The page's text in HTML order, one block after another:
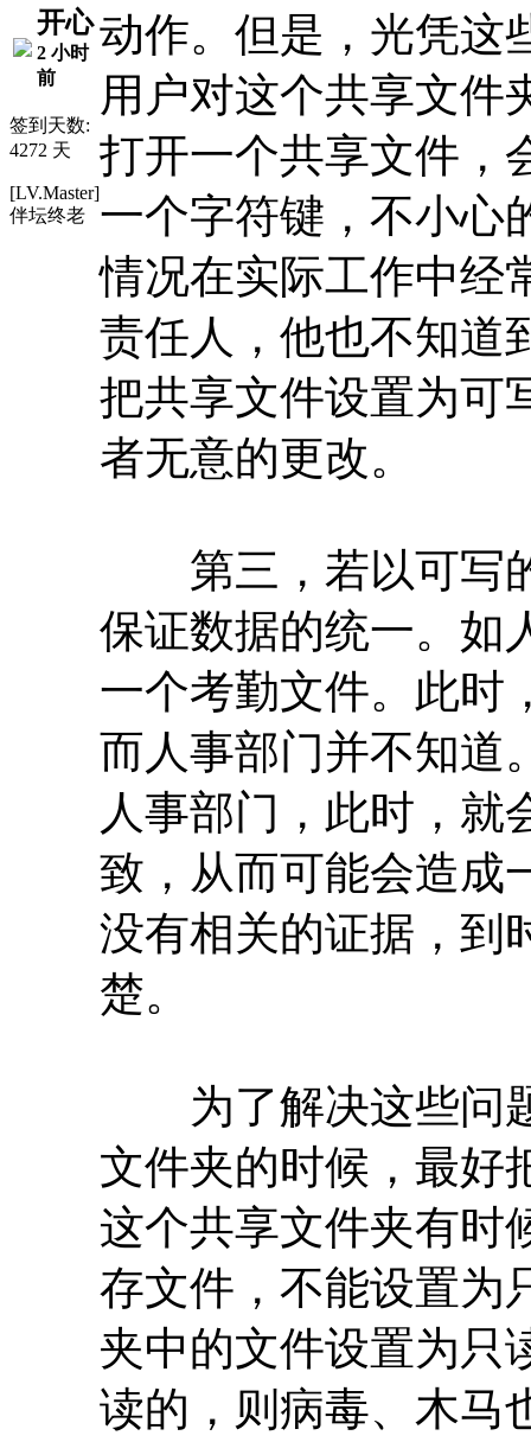
开心
2 小时
前
签到天数:
4272 天
[LV.Master]
伴坛终老
动作。但是，光凭这
用户对这个共享文件
打开一个共享文件，
一个字符键，不小心
情况在实际工作中经
责任人，他也不知道
把共享文件设置为可
者无意的更改。
第三，若以可写的
保证数据的统一。如
一个考勤文件。此时
而人事部门并不知道
人事部门，此时，就
致，从而可能会造成
没有相关的证据，到
楚。
为了解决这些问题
文件夹的时候，最好
这个共享文件夹有时
存文件，不能设置为
夹中的文件设置为只
读的，则病毒、木马